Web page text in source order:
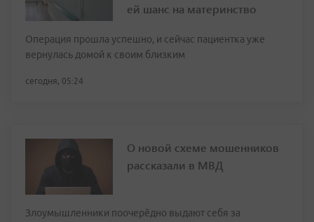
ей шанс на материнство
Операция прошла успешно, и сейчас пациентка уже
вернулась домой к своим близким
сегодня, 05:24
О новой схеме мошенников
рассказали в МВД
Злоумышленники поочерёдно выдают себя за